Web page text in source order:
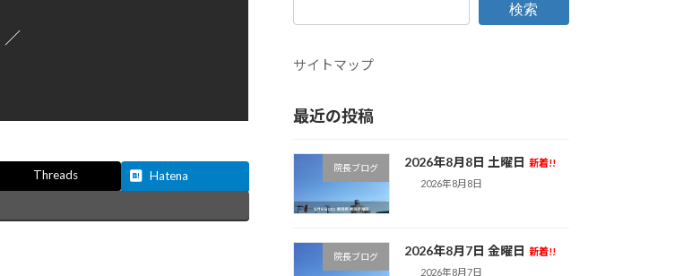
／
Threads Hatena
検索
サイトマップ
最近の投稿
院長ブログ 2026年8月8日 土曜日 新着!!
2026年8月8日
院長ブログ 2026年8月7日 金曜日 新着!!
2026年8月7日